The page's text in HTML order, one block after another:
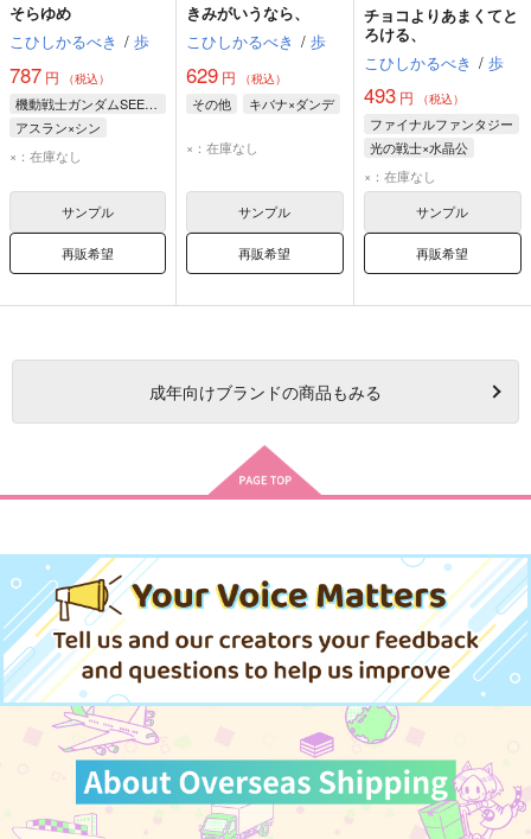
そらゆめ
こひしかるべき / 歩
787 円 （税込）
機動戦士ガンダムSEED FREEDOM
アスラン×シン
×：在庫なし
サンプル
再販希望
きみがいうなら、
こひしかるべき / 歩
629 円 （税込）
その他 キバナ×ダンデ
×：在庫なし
サンプル
再販希望
チョコよりあまくてと
ろける、
こひしかるべき / 歩
493円 （税込）
ファイナルファンタジー
光の戦士×水晶公
光の戦士
×：在庫なし
サンプル
再販希望
成年向けブランドの商品もみる